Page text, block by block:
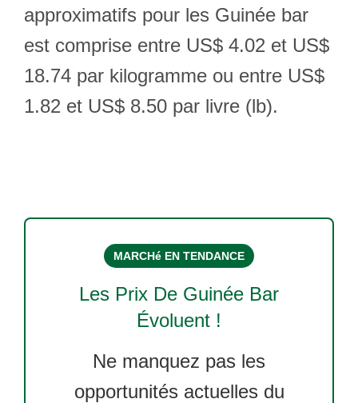
approximatifs pour les Guinée bar
est comprise entre US$ 4.02 et US$
18.74 par kilogramme ou entre US$
1.82 et US$ 8.50 par livre (lb).
MARCHé EN TENDANCE
Les Prix De Guinée Bar
Évoluent !
Ne manquez pas les
opportunités actuelles du